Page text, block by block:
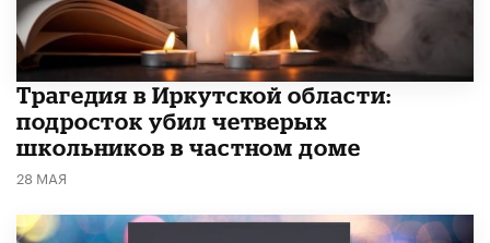
Трагедия в Иркутской области:
подросток убил четверых
школьников в частном доме
28 МАЯ